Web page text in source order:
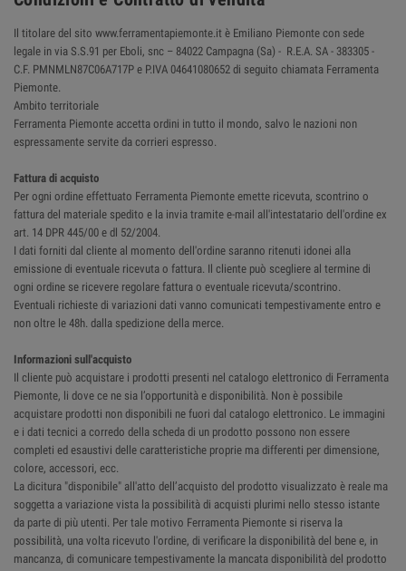
Il titolare del sito www.ferramentapiemonte.it è Emiliano Piemonte con sede
legale in via S.S.91 per Eboli, snc – 84022 Campagna (Sa) - R.E.A. SA - 383305 -
C.F. PMNMLN87C06A717P e P.IVA 04641080652 di seguito chiamata Ferramenta
Piemonte.
Ambito territoriale
Ferramenta Piemonte accetta ordini in tutto il mondo, salvo le nazioni non
espressamente servite da corrieri espresso.
Fattura di acquisto
Per ogni ordine effettuato Ferramenta Piemonte emette ricevuta, scontrino o
fattura del materiale spedito e la invia tramite e-mail all'intestatario dell'ordine ex
art. 14 DPR 445/00 e dl 52/2004.
I dati forniti dal cliente al momento dell'ordine saranno ritenuti idonei alla
emissione di eventuale ricevuta o fattura. Il cliente può scegliere al termine di
ogni ordine se ricevere regolare fattura o eventuale ricevuta/scontrino.
Eventuali richieste di variazioni dati vanno comunicati tempestivamente entro e
non oltre le 48h. dalla spedizione della merce.
Informazioni sull'acquisto
Il cliente può acquistare i prodotti presenti nel catalogo elettronico di Ferramenta
Piemonte, li dove ce ne sia l’opportunità e disponibilità. Non è possibile
acquistare prodotti non disponibili ne fuori dal catalogo elettronico. Le immagini
e i dati tecnici a corredo della scheda di un prodotto possono non essere
completi ed esaustivi delle caratteristiche proprie ma differenti per dimensione,
colore, accessori, ecc.
La dicitura "disponibile" all'atto dell’acquisto del prodotto visualizzato è reale ma
soggetta a variazione vista la possibilità di acquisti plurimi nello stesso istante
da parte di più utenti. Per tale motivo Ferramenta Piemonte si riserva la
possibilità, una volta ricevuto l'ordine, di verificare la disponibilità del bene e, in
mancanza, di comunicare tempestivamente la mancata disponibilità del prodotto